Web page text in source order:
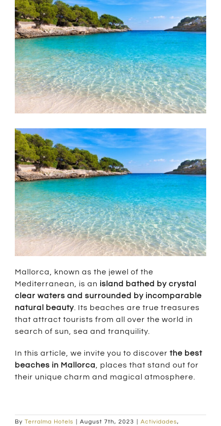
Larger
Image
Mallorca, known as the jewel of the
Mediterranean, is an island bathed by crystal
clear waters and surrounded by incomparable
natural beauty. Its beaches are true treasures
that attract tourists from all over the world in
search of sun, sea and tranquility.
In this article, we invite you to discover the best
beaches in Mallorca, places that stand out for
their unique charm and magical atmosphere.
By Terralma Hotels August 7th, 2023 Actividades,